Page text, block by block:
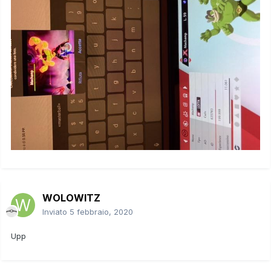
WOLOWITZ
Inviato 5 febbraio, 2020
Upp